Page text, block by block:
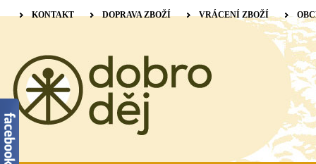
KONTAKT DOPRAVA ZBOŽÍ VRÁCENÍ ZBOŽÍ